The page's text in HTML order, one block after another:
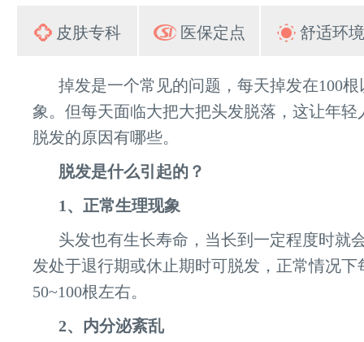
皮肤专科 医保定点 舒适环境
掉发是一个常见的问题，每天掉发在100
象。但每天面临大把大把头发脱落，这让年轻
脱发的原因有哪些。
脱发是什么引起的？
1、正常生理现象
头发也有生长寿命，当长到一定程度时就
发处于退行期或休止期时可脱发，正常情况下
50~100根左右。
2、内分泌紊乱